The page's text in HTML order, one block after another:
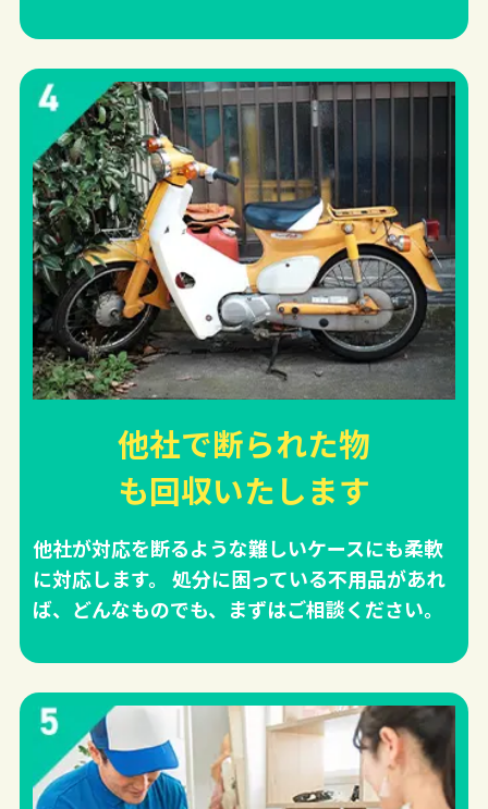
他社で断られた物
も回収いたします
他社が対応を断るような難しいケースにも柔軟
に対応します。 処分に困っている不用品があれ
ば、どんなものでも、まずはご相談ください。